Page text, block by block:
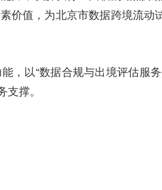
价值，为北京市数据跨境流动
，以“数据合规与出境评估服
撑。